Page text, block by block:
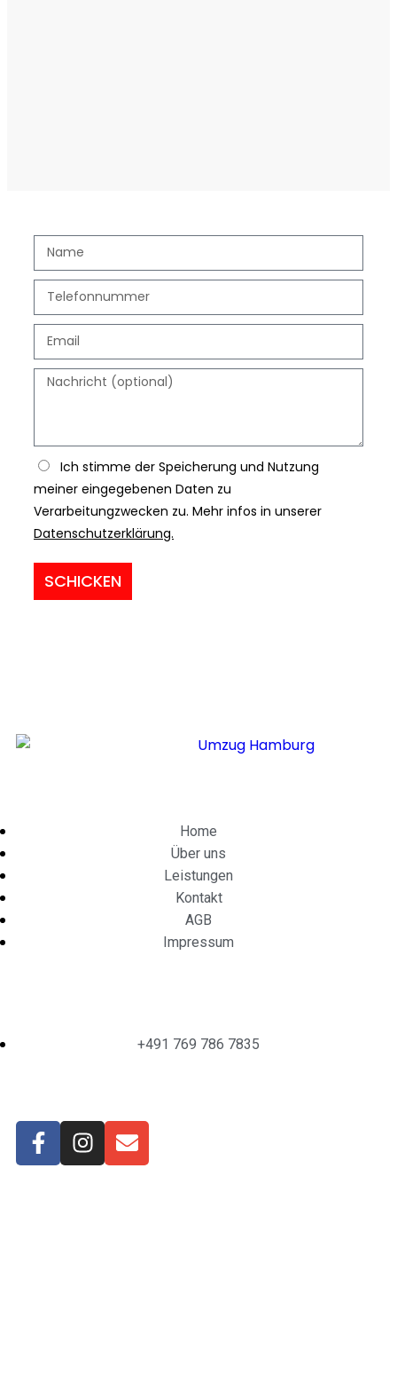
Ich stimme der Speicherung und Nutzung
meiner eingegebenen Daten zu
Verarbeitungzwecken zu. Mehr infos in unserer
Datenschutzerklärung.
SCHICKEN
Home
Über uns
Leistungen
Kontakt
AGB
Impressum
+491 769 786 7835